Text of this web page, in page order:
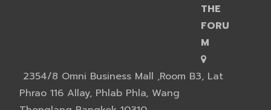
THE
FORU
M
2354/8 Omni Business Mall ,Room B3, Lat
Phrao 116 Allay, Phlab Phla, Wang